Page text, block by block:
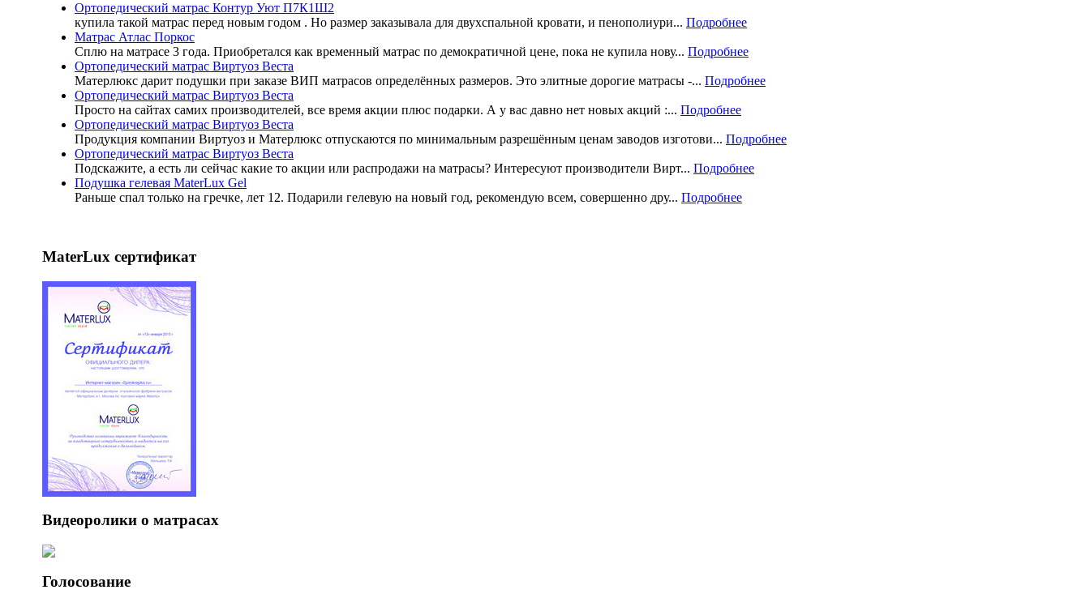
Ортопедический матрас Контур Уют П7К1Ш2
купила такой матрас перед новым годом . Но размер заказывала для двухспальной кровати, и пенополиури... Подробнее
Матрас Атлас Поркос
Сплю на матрасе 3 года. Приобретался как временный матрас по демократичной цене, пока не купила нову... Подробнее
Ортопедический матрас Виртуоз Веста
Матерлюкс дарит подушки при заказе ВИП матрасов определённых размеров. Это элитные дорогие матрасы -... Подробнее
Ортопедический матрас Виртуоз Веста
Просто на сайтах самих производителей, все время акции плюс подарки. А у вас давно нет новых акций :... Подробнее
Ортопедический матрас Виртуоз Веста
Продукция компании Виртуоз и Матерлюкс отпускаются по минимальным разрешённым ценам заводов изготови... Подробнее
Ортопедический матрас Виртуоз Веста
Подскажите, а есть ли сейчас какие то акции или распродажи на матрасы? Интересуют производители Вирт... Подробнее
Подушка гелевая MaterLux Gel
Раньше спал только на гречке, лет 12. Подарили гелевую на новый год, рекомендую всем, совершенно дру... Подробнее
MaterLux сертификат
Видеоролики о матрасах
Голосование